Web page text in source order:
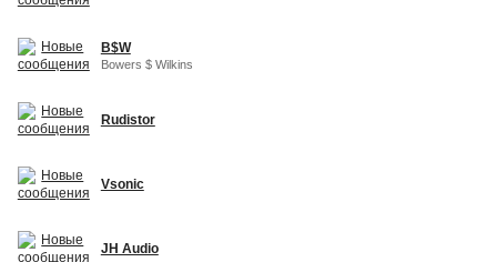
B$W
Bowers $ Wilkins
Rudistor
Vsonic
JH Audio